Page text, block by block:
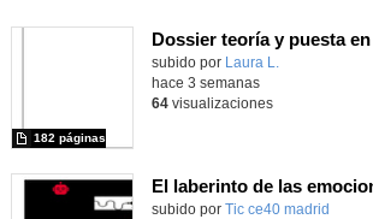
Contenido educativo.
subido por Laura L.
182 páginas
hace 3 semanas
64visualizaciones
El laberinto de las
subido por Tic ce40 madrid